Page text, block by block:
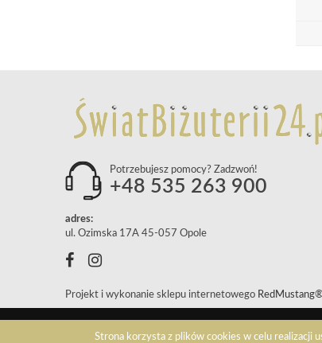
Strona korzysta z plików cookies w celu realizacji
Potrzebujesz pomocy? Zadzwoń!
+48 535 263 900
adres:
ul. Ozimska 17A 45-057 Opole
Projekt i wykonanie sklepu internetowego RedMustang®